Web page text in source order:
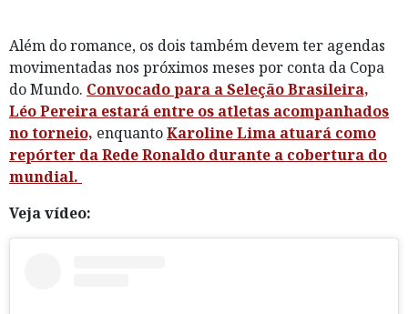
Além do romance, os dois também devem ter agendas
movimentadas nos próximos meses por conta da Copa
do Mundo. Convocado para a Seleção Brasileira,
Léo Pereira estará entre os atletas acompanhados
no torneio, enquantoKaroline Lima atuará como
repórter da Rede Ronaldo durante a cobertura do
mundial.
Veja vídeo: